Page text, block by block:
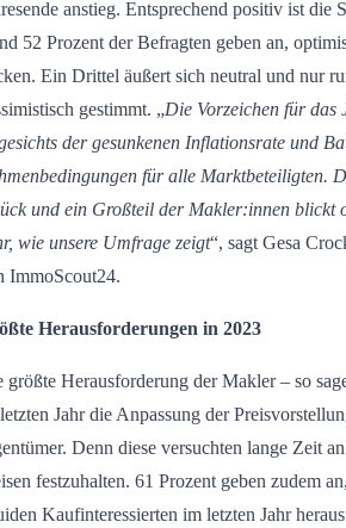
anstieg. Entsprechend positiv ist die
52 Prozent der Befragten geben an,
Ein Drittel äußert sich neutral und nur
gestimmt. „Die Vorzeichen für das
der gesunkenen Inflationsrate und
für alle Marktbeteiligten.
und ein Großteil der Makler:innen blickt
wie unsere Umfrage zeigt“, sagt Gesa
ImmoScout24.
Herausforderungen in 2023
größte Herausforderung der Makler – so
Jahr die Anpassung der
Denn diese versuchten lange Zeit
festzuhalten. 61 Prozent geben zudem
Kaufinteressierten im letzten Jahr